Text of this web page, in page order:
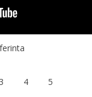
3 4
5